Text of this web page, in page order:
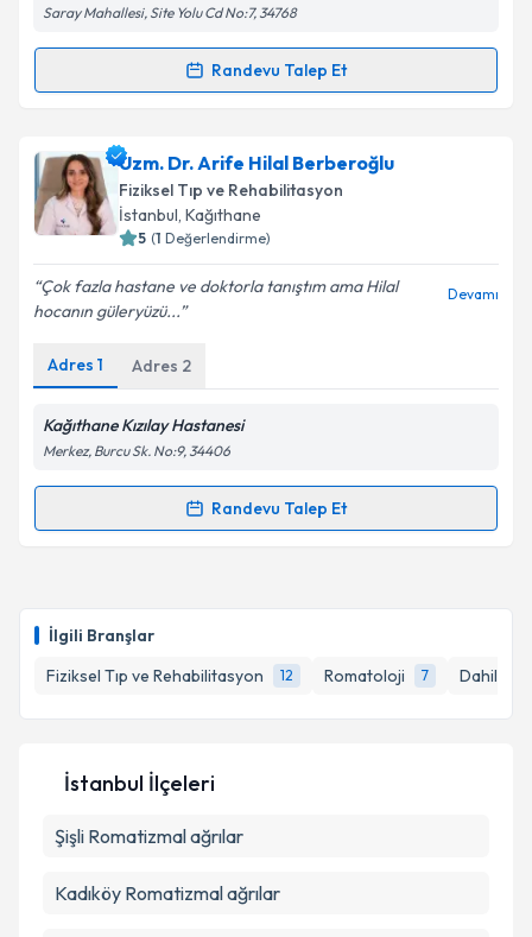
İlgili Branşlar
Fiziksel Tıp ve Rehabilitasyon
12 Romatoloji 7 Dahiliye -
Kişisel verilerimin işlenmesine ilişkin
Metni'ni okudum ve kişisel verilerimin belirtilen
kapsamda işlenmesini kabul ediyorum.
Saray Mahallesi, Site Yolu Cd No:7, 34768
Randevu Talep Et
Randevu Takvimi Talebi
Uzm. Dr. Selin Bozkurt Alpiçin randevu takvimi
talebi oluşturun. Size bu uzmandan randevu almanız
için bir takvim hazırlandığında e-posta ile
bilgilendireceğiz.
E-posta Adresiniz
Kişisel verilerimin işlenmesine ilişkinAydınlatma
Metni'ni okudum ve kişisel verilerimin belirtilen
kapsamda işlenmesini kabul ediyorum.
Takvim Talebini Gönder
Uzm. Dr. Arife Hilal Berberoğlu
Fiziksel Tıp ve Rehabilitasyon
İstanbul, Kağıthane
5 (1 Değerlendirme)
Çok fazla hastane ve doktorla tanıştım ama Hilal
hocanın güleryüzü...
Devamı
Adres 1 Adres 2
Kağıthane Kızılay Hastanesi
Merkez, Burcu Sk. No:9, 34406
Randevu Talep Et
Randevu Takvimi Talebi
almanız için bir takvim hazırlandığında e-posta ile
bilgilendireceğiz.
E-posta Adresiniz
Kişisel verilerimin işlenmesine ilişkin
kapsamda işlenmesini kabul ediyorum.
İstanbul İlçeleri
Şişli Romatizmal ağrılar
Kadıköy Romatizmal ağrılar